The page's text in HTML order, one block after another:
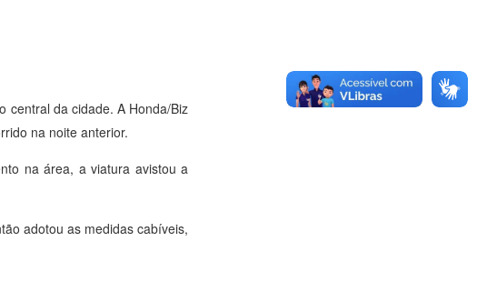
central da cidade. A Honda/Biz
na noite anterior.
na área, a viatura avistou a
adotou as medidas cabíveis,